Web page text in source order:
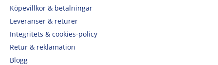
Köpevillkor & betalningar
Leveranser & returer
Integritets & cookies-policy
Retur & reklamation
Blogg